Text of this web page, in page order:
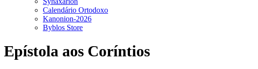
Calendário Ortodoxo
Kanonion-2026
Byblos Store
Epístola aos Coríntios